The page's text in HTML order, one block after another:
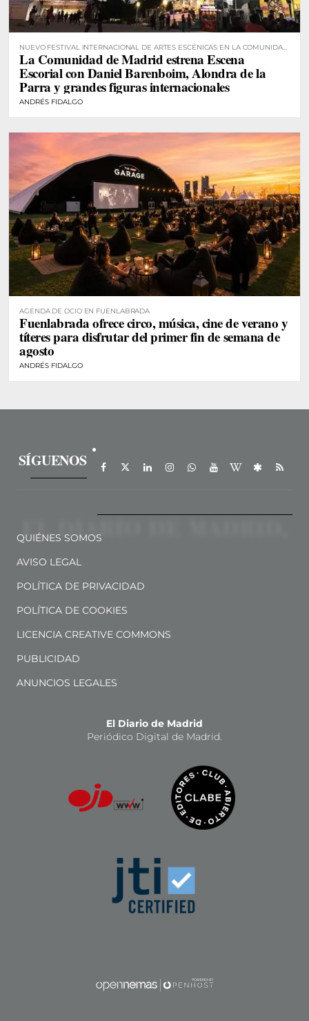
NUEVO FESTIVAL INTERNACIONAL DE ARTES ESCÉNICAS EN LA COMUNIDAD
DE MADRID
La Comunidad de Madrid estrena Escena
Escorial con Daniel Barenboim, Alondra de la
Parra y grandes figuras internacionales
ANDRÉS FIDALGO
AGENDA DE OCIO EN FUENLABRADA
Fuenlabrada ofrece circo, música, cine de verano y
títeres para disfrutar del primer fin de semana de
agosto
ANDRÉS FIDALGO
SÍGUENOS
QUIÉNES SOMOS
AVISO LEGAL
POLÍTICA DE PRIVACIDAD
POLÍTICA DE COOKIES
LICENCIA CREATIVE COMMONS
PUBLICIDAD
ANUNCIOS LEGALES
El Diario de Madrid
Periódico Digital de Madrid.